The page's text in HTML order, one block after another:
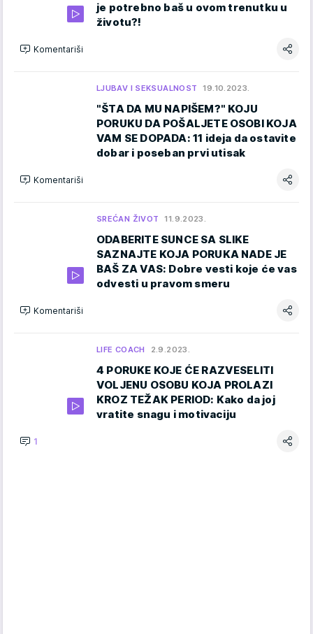
je potrebno baš u ovom trenutku u
životu?!
Komentariši
LJUBAV I SEKSUALNOST 19.10.2023.
"ŠTA DA MU NAPIŠEM?" KOJU
PORUKU DA POŠALJETE OSOBI KOJA
VAM SE DOPADA: 11 ideja da ostavite
dobar i poseban prvi utisak
Komentariši
SREĆAN ŽIVOT 11.9.2023.
ODABERITE SUNCE SA SLIKE
SAZNAJTE KOJA PORUKA NADE JE
BAŠ ZA VAS: Dobre vesti koje će vas
odvesti u pravom smeru
Komentariši
LIFE COACH 2.9.2023.
4 PORUKE KOJE ĆE RAZVESELITI
VOLJENU OSOBU KOJA PROLAZI
KROZ TEŽAK PERIOD: Kako da joj
vratite snagu i motivaciju
1